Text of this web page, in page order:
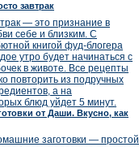
завтрак
— это признание в
себе и близким. С
книгой фуд-блогера
утро будет начинаться с
в животе. Все рецепты
повторить из подручных
а на
блюд уйдет 5 минут.
от Даши. Вкусно, как
заготовки — простой